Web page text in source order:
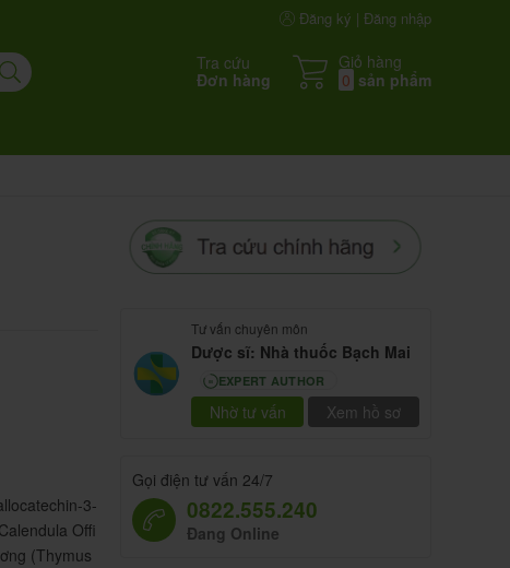
Đăng ký | Đăng nhập
Tra cứu
Đơn hàng
Giỏ hàng
0 sản phẩm
3-
Offi
(Thymus
Tư vấn chuyên môn
Dược sĩ: Nhà thuốc Bạch Mai
80 EXPERT AUTHOR
Nhờ tư vấn Xem hồ sơ
Gọi điện tư vấn 24/7
0822.555.240
Đang Online